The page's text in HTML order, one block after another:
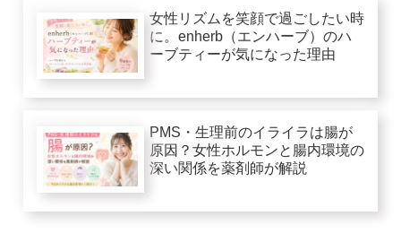
女性リズムを笑顔で過ごしたい時
に。enherb（エンハーブ）のハ
ーブティーが気になった理由
PMS・生理前のイライラは腸が
原因？女性ホルモンと腸内環境の
深い関係を薬剤師が解説